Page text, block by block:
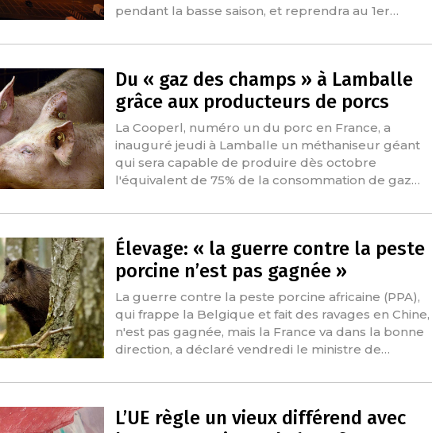
pendant la basse saison, et reprendra au 1er…
Du « gaz des champs » à Lamballe
grâce aux producteurs de porcs
La Cooperl, numéro un du porc en France, a
inauguré jeudi à Lamballe un méthaniseur géant
qui sera capable de produire dès octobre
l'équivalent de 75% de la consommation de gaz…
Élevage: « la guerre contre la peste
porcine n’est pas gagnée »
La guerre contre la peste porcine africaine (PPA),
qui frappe la Belgique et fait des ravages en Chine,
n'est pas gagnée, mais la France va dans la bonne
direction, a déclaré vendredi le ministre de…
L’UE règle un vieux différend avec